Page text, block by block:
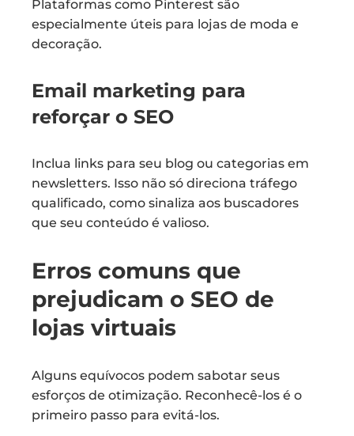
Plataformas como Pinterest são
especialmente úteis para lojas de moda e
decoração.
Email marketing para
reforçar o SEO
Inclua links para seu blog ou categorias em
newsletters. Isso não só direciona tráfego
qualificado, como sinaliza aos buscadores
que seu conteúdo é valioso.
Erros comuns que
prejudicam o SEO de
lojas virtuais
Alguns equívocos podem sabotar seus
esforços de otimização. Reconhecê-los é o
primeiro passo para evitá-los.